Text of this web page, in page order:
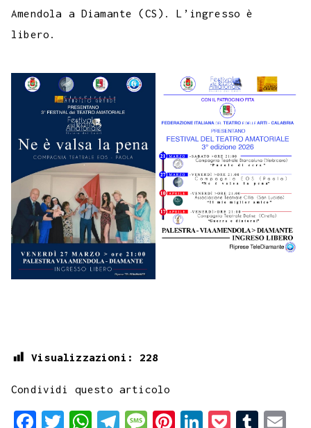
Amendola a Diamante (CS). L’ingresso è
libero.
Visualizzazioni: 228
Condividi questo articolo
F T W T M P L T